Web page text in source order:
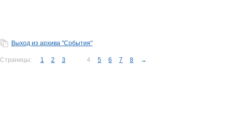
Выход из архива "События"
Страницы: 1 2 3 4 5 6 7 8 →